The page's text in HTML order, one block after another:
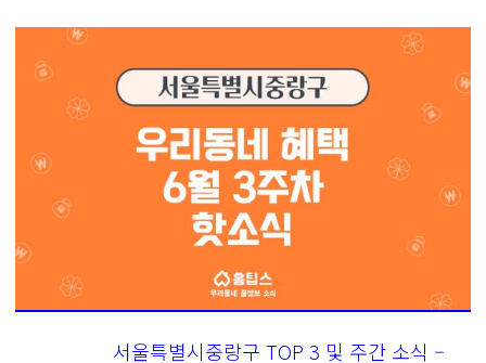
서울특별시중랑구 TOP 3 및 주간 소식 –